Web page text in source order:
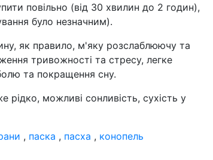
повільно (від 30 хвилин до 2 годин),
було незначним).
як правило, м'яку розслаблюючу та
тривожності та стресу, легке
та покращення сну.
рідко, можливі сонливість, сухість у
, паска , пасха , конопель